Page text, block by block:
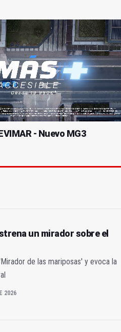
- Nuevo MG3
un mirador sobre el
de las mariposas' y evoca la
2026